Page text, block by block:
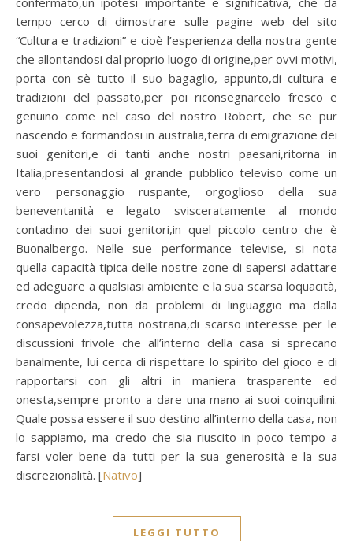
tempo cerco di dimostrare sulle pagine web del sito
“Cultura e tradizioni” e cioè l’esperienza della nostra gente
che allontandosi dal proprio luogo di origine,per ovvi motivi,
porta con sè tutto il suo bagaglio, appunto,di cultura e
tradizioni del passato,per poi riconsegnarcelo fresco e
genuino come nel caso del nostro Robert, che se pur
nascendo e formandosi in australia,terra di emigrazione dei
suoi genitori,e di tanti anche nostri paesani,ritorna in
Italia,presentandosi al grande pubblico televiso come un
vero personaggio ruspante, orgoglioso della sua
beneventanità e legato svisceratamente al mondo
contadino dei suoi genitori,in quel piccolo centro che è
Buonalbergo. Nelle sue performance televise, si nota
quella capacità tipica delle nostre zone di sapersi adattare
ed adeguare a qualsiasi ambiente e la sua scarsa loquacità,
credo dipenda, non da problemi di linguaggio ma dalla
consapevolezza,tutta nostrana,di scarso interesse per le
discussioni frivole che all’interno della casa si sprecano
banalmente, lui cerca di rispettare lo spirito del gioco e di
rapportarsi con gli altri in maniera trasparente ed
onesta,sempre pronto a dare una mano ai suoi coinquilini.
Quale possa essere il suo destino all’interno della casa, non
lo sappiamo, ma credo che sia riuscito in poco tempo a
farsi voler bene da tutti per la sua generosità e la sua
discrezionalità. [Nativo]
LEGGI TUTTO